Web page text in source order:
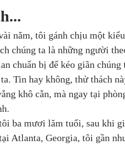
năm, tôi gánh chịu một
chúng ta là những người
chuẩn bị để kéo giãn chúng
Tin hay không, thử thách
khô cằn, mà ngay tại
ba mươi lăm tuổi, sau khi
Atlanta, Georgia, tôi gần